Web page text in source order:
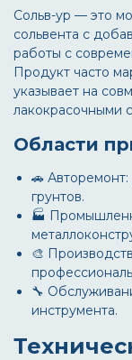
Сольв-ур — это
сольвента с
работы с
Продукт часто
указывает на
лакокрасочными
Области
🚗
грунтов.
🏭
🎨
🔧
инструмента.